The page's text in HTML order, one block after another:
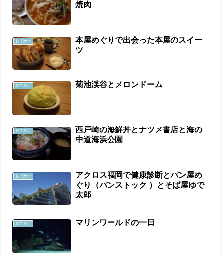
焼肉
おでかけ
本屋めぐりで出会った本屋のスイー
ツ
おでかけ 菊池渓谷とメロンドーム
おでかけ
西戸崎の海鮮丼とナツメ書店と海の
中道海浜公園
おでかけ
アクロス福岡で健康診断とパン屋め
ぐり（パンストック ）とそば屋ゆで
太郎
おでかけ マリンワールドの一日